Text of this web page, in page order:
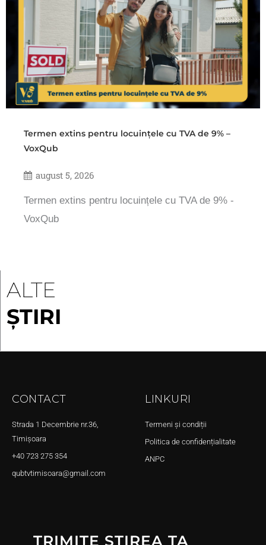
Termen extins pentru locuințele cu TVA de 9% –
VoxQub
august 5, 2026
Termen extins pentru locuințele cu TVA de 9% -
VoxQub
ALTE
ȘTIRI
CONTACT
Strada 1 Decembrie nr.36,
Timișoara
+40 723 275 354
qubtvtimisoara@gmail.com
LINKURI
Termeni și condiții
Politica de confidențialitate
ANPC
TRIMITE ȘTIREA TA